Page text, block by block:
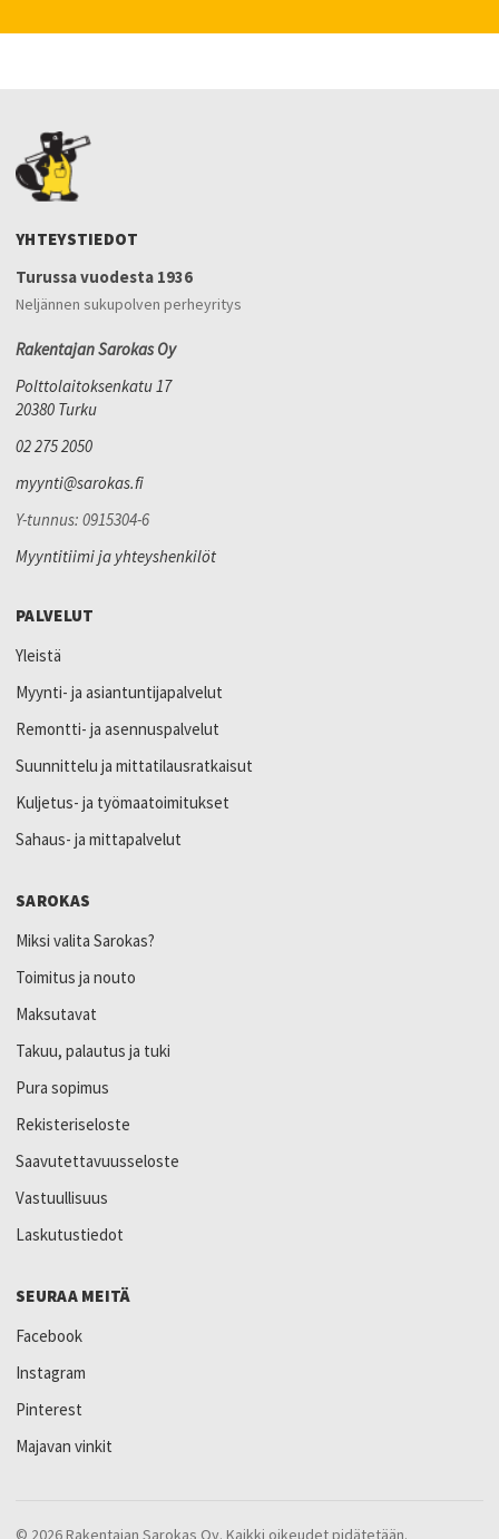
YHTEYSTIEDOT
Turussa vuodesta 1936
Neljännen sukupolven perheyritys
Rakentajan Sarokas Oy
Polttolaitoksenkatu 17
20380 Turku
02 275 2050
myynti@sarokas.fi
Y-tunnus: 0915304-6
Myyntitiimi ja yhteyshenkilöt
PALVELUT
Yleistä
Myynti- ja asiantuntijapalvelut
Remontti- ja asennuspalvelut
Suunnittelu ja mittatilausratkaisut
Kuljetus- ja työmaatoimitukset
Sahaus- ja mittapalvelut
SAROKAS
Miksi valita Sarokas?
Toimitus ja nouto
Maksutavat
Takuu, palautus ja tuki
Pura sopimus
Rekisteriseloste
Saavutettavuusseloste
Vastuullisuus
Laskutustiedot
SEURAA MEITÄ
Facebook
Instagram
Pinterest
Majavan vinkit
© 2026 Rakentajan Sarokas Oy. Kaikki oikeudet pidätetään.